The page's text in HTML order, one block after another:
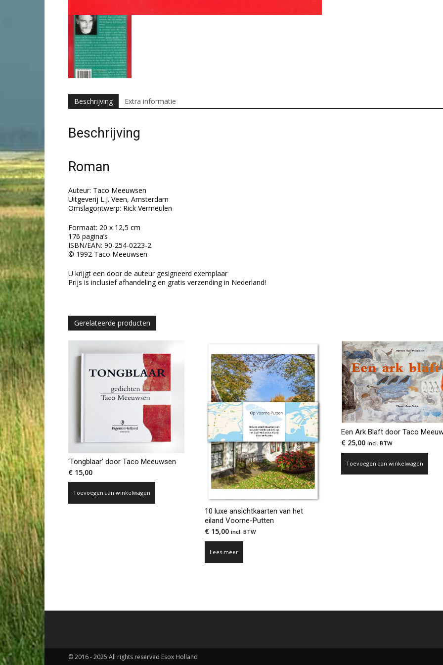
Beschrijving Extra informatie
Beschrijving
Roman
Auteur: Taco Meeuwsen
Uitgeverij L.J. Veen, Amsterdam
Omslagontwerp: Rick Vermeulen
Formaat: 20 x 12,5 cm
176 pagina’s
ISBN/EAN: 90-254-0223-2
© 1992 Taco Meeuwsen
U krijgt een door de auteur gesigneerd exemplaar
Prijs is inclusief afhandeling en gratis verzending in Nederland!
Gerelateerde producten
‘Tongblaar’ door Taco Meeuwsen
€ 15,00
Toevoegen aan winkelwagen
10 luxe ansichtkaarten van het
eiland Voorne-Putten
€ 15,00 incl. BTW
Lees meer
Een Ark Blaft door Taco
€ 25,00 incl. BTW
Toevoegen aan winkelwagen
© 2016 - 2025 All rights reserved Esox Holland